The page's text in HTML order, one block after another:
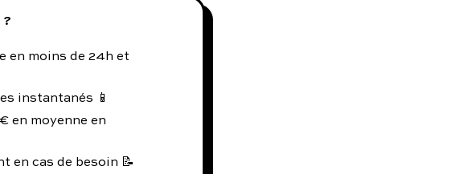
en moins de 24h et
instantanés 📱
en moyenne en
en cas de besoin 📝